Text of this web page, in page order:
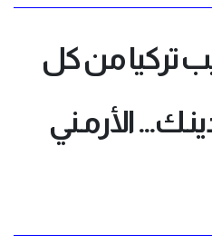
تركيا من كل
الأرمـني